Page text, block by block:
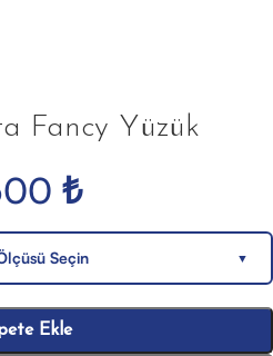
Fancy Yüzük
₺
Seçin ▼
Ekle